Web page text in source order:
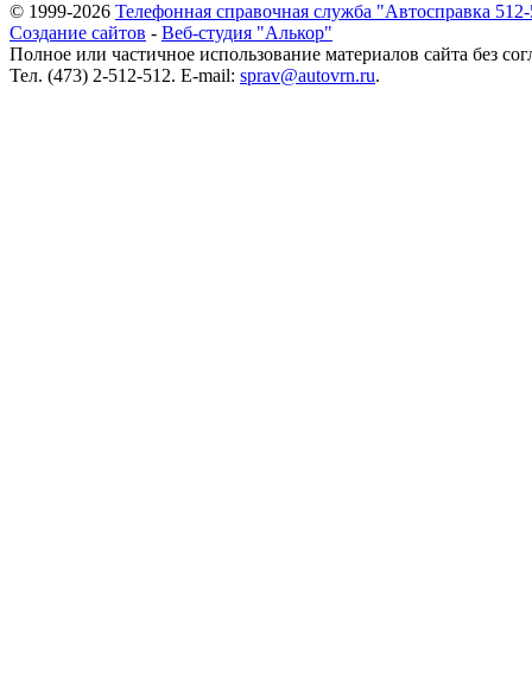
© 1999-2026 Телефонная справочная служба "Автосправка
Создание сайтов - Веб-студия "Алькор"
Полное или частичное использование материалов сайта без
Тел. (473) 2-512-512. E-mail: sprav@autovrn.ru.